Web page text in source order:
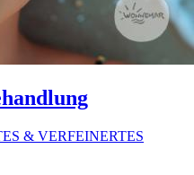
& VERFEINERTES